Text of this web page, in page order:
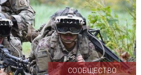
СООБЩЕСТВО